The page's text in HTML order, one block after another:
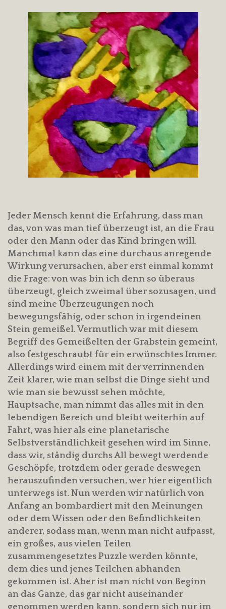
Jeder Mensch kennt die Erfahrung, dass man
das, von was man tief überzeugt ist, an die Frau
oder den Mann oder das Kind bringen will.
Manchmal kann das eine durchaus anregende
Wirkung verursachen, aber erst einmal kommt
die Frage: von was bin ich denn so überaus
überzeugt, gleich zweimal über sozusagen, und
sind meine Überzeugungen noch
bewegungsfähig, oder schon in irgendeinen
Stein gemeißel. Vermutlich war mit diesem
Begriff des Gemeißelten der Grabstein gemeint,
also festgeschraubt für ein erwünschtes Immer.
Allerdings wird einem mit der verrinnenden
Zeit klarer, wie man selbst die Dinge sieht und
wie man sie bewusst sehen möchte,
Hauptsache, man nimmt das alles mit in den
lebendigen Bereich und bleibt weiterhin auf
Fahrt, was hier als eine planetarische
Selbstverständlichkeit gesehen wird im Sinne,
dass wir, ständig durchs All bewegt werdende
Geschöpfe, trotzdem oder gerade deswegen
herauszufinden versuchen, wer hier eigentlich
unterwegs ist. Nun werden wir natürlich von
Anfang an bombardiert mit den Meinungen
oder dem Wissen oder den Befindlichkeiten
anderer, sodass man, wenn man nicht aufpasst,
ein großes, aus vielen Teilen
zusammengesetztes Puzzle werden könnte,
dem dies und jenes Teilchen abhanden
gekommen ist. Aber ist man nicht von Beginn
an das Ganze, das gar nicht auseinander
genommen werden kann, sondern sich nur im